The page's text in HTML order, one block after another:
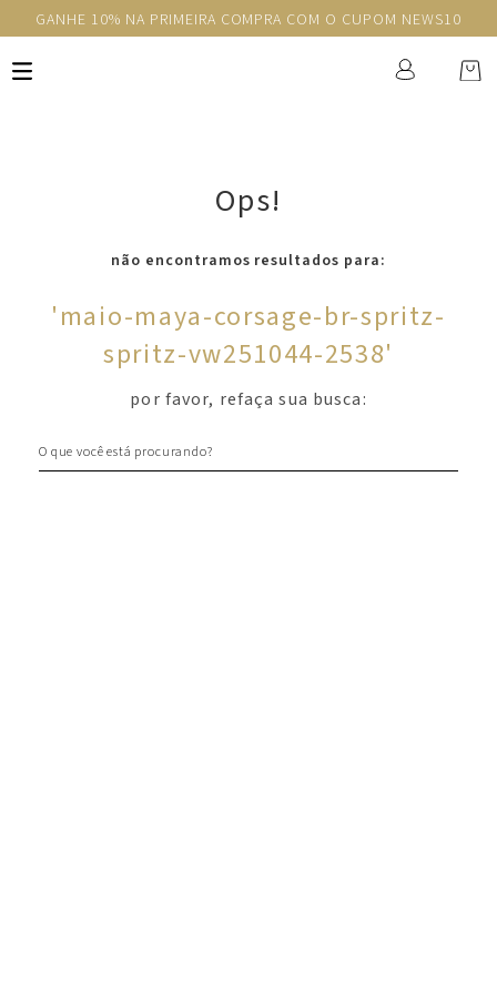
GANHE 10% NA PRIMEIRA COMPRA COM O CUPOM NEWS10
Ops!
não encontramos resultados para:
'maio-maya-corsage-br-spritz-
spritz-vw251044-2538'
por favor, refaça sua busca: